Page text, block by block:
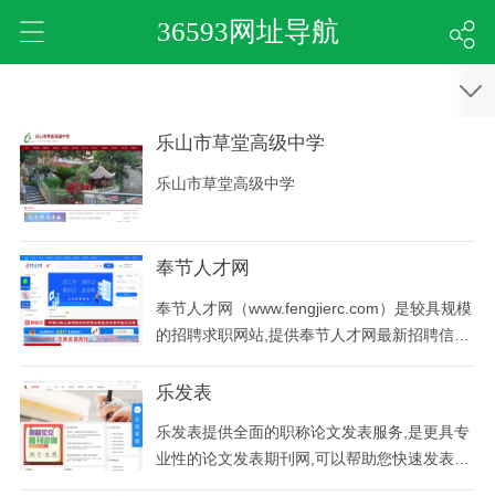
36593网址导航
乐山市草堂高级中学
乐山市草堂高级中学
奉节人才网
奉节人才网（www.fengjierc.com）是较具规模
的招聘求职网站,提供奉节人才网最新招聘信息,
是找奉节才网招聘信息首选,领先的奉节招聘网,
源社会保障局线下合作的网站,奉节求职就上奉
节人才网奉节人才网（https://www.fengjierc
乐发表
乐发表提供全面的职称论文发表服务,是更具专
业性的论文发表期刊网,可以帮助您快速发表论
文.本网站的服务包括:发表中级职称论文、建筑